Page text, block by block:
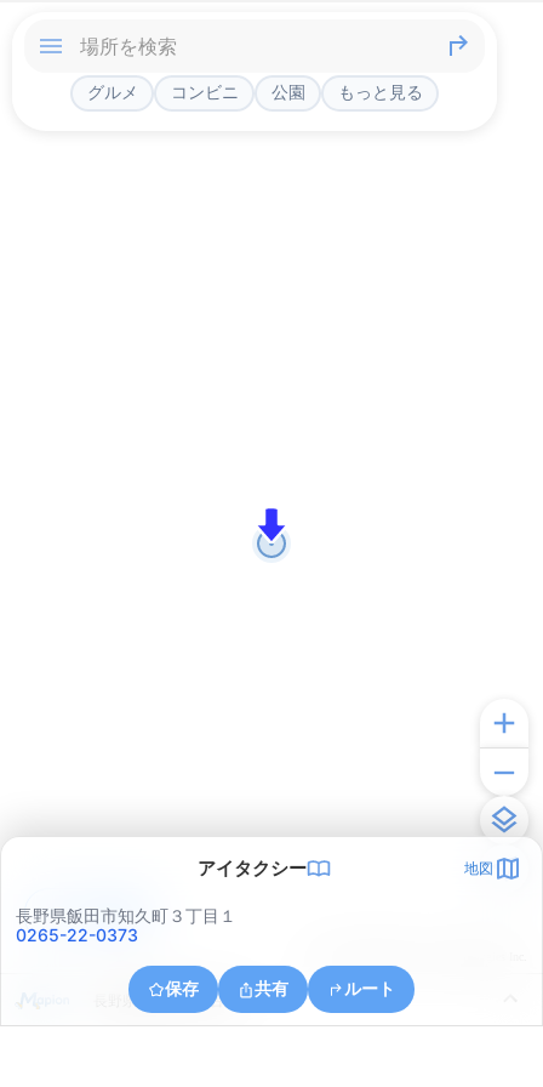
グルメ コンビニ 公園 もっと見る
アイタクシー 地図
長野県飯田市知久町３丁目１
0265-22-0373
保存 共有 ルート
長野県飯田市鼎名古熊
アプリで見る